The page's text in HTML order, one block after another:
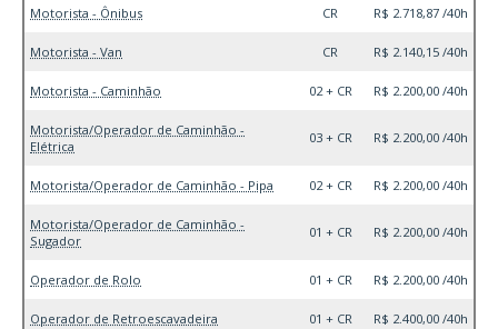
Motorista - Ônibus CR R$ 2.718,87 /40h
Motorista - Van CR R$ 2.140,15 /40h
Motorista - Caminhão 02 + CR R$ 2.200,00 /40h
Motorista/Operador de Caminhão -
Elétrica
03 + CR R$ 2.200,00 /40h
Motorista/Operador de Caminhão - Pipa 02 + CR R$ 2.200,00 /40h
Motorista/Operador de Caminhão -
Sugador
01 + CR R$ 2.200,00 /40h
Operador de Rolo 01 + CR R$ 2.200,00 /40h
Operador de Retroescavadeira 01 + CR R$ 2.400,00 /40h